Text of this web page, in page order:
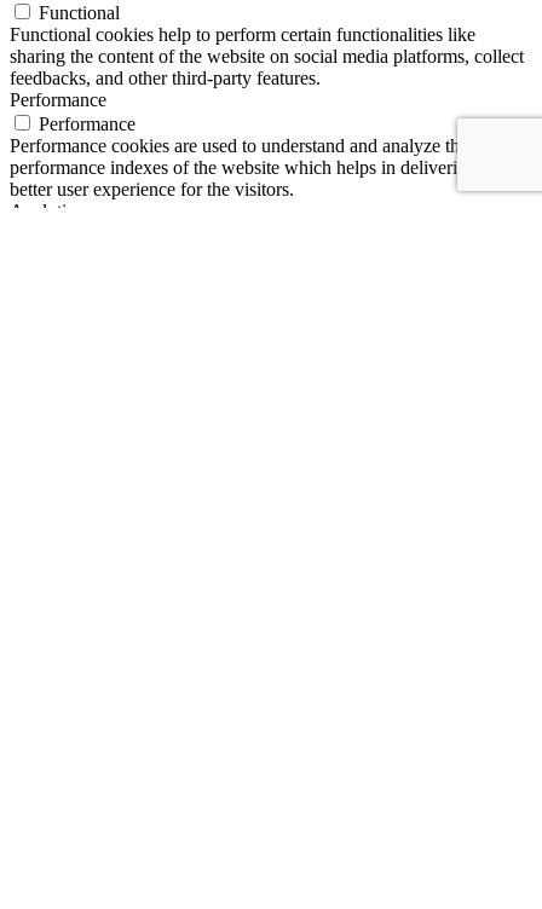
Functional
Functional cookies help to perform certain functionalities like
sharing the content of the website on social media platforms, collect
feedbacks, and other third-party features.
Performance
Performance
Performance cookies are used to understand and analyze the key
performance indexes of the website which helps in delivering a
better user experience for the visitors.
Analytics